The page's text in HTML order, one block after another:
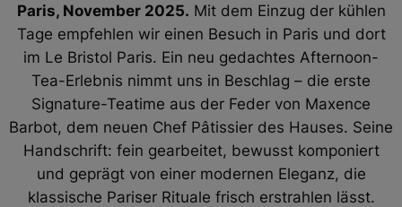
Paris, November 2025. Mit dem Einzug der kühlen
Tage empfehlen wir einen Besuch in Paris und dort
im Le Bristol Paris. Ein neu gedachtes Afternoon-
Tea-Erlebnis nimmt uns in Beschlag – die erste
Signature-Teatime aus der Feder von Maxence
Barbot, dem neuen Chef Pâtissier des Hauses. Seine
Handschrift: fein gearbeitet, bewusst komponiert
und geprägt von einer modernen Eleganz, die
klassische Pariser Rituale frisch erstrahlen lässt.